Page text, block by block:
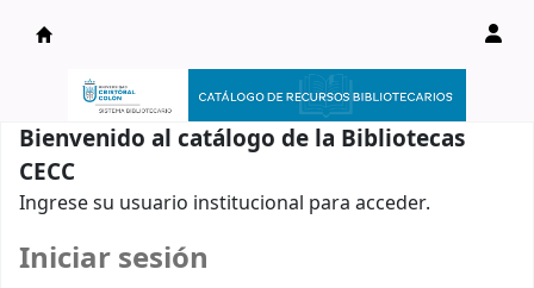
Catálogo en línea
Bienvenido al catálogo de la Bibliotecas
CECC
Ingrese su usuario institucional para acceder.
Iniciar sesión